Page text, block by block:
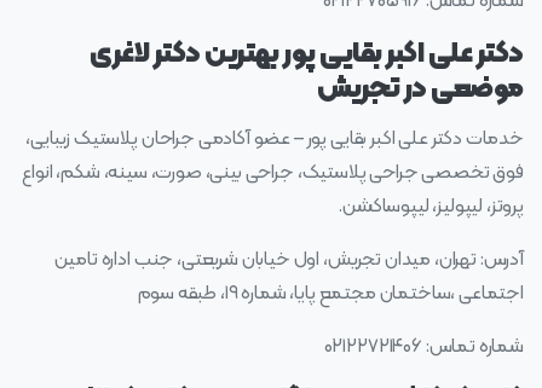
دکتر علی اکبر بقایی پور بهترین دکتر لاغری
موضعی در تجریش
خدمات دکتر علی اکبر بقایی پور – عضو آکادمی جراحان پلاستیک زیبایی،
فوق تخصصی جراحی پلاستیک، جراحی بینی، صورت، سینه، شکم، انواع
پروتز، لیپولیز، لیپوساکشن.
آدرس: تهران، میدان تجریش، اول خیابان شریعتی، جنب اداره تامین
اجتماعی ،ساختمان مجتمع پایا، شماره ۱۹، طبقه سوم
شماره تماس: ۰۲۱۲۲۷۲۱۴۰۶